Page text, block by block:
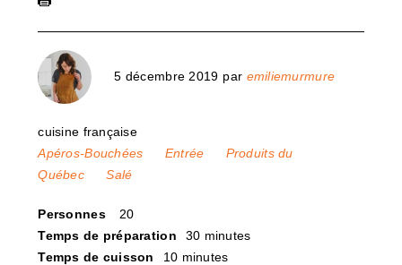
5 décembre 2019 par emiliemurmure
cuisine française
Apéros-Bouchées
Entrée
Produits du
Québec
Salé
Personnes
20
Temps de préparation
30 minutes
Temps de cuisson
10 minutes